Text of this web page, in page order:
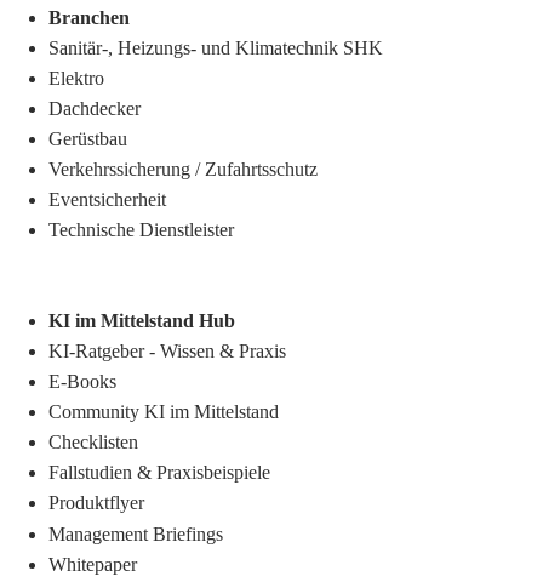
Branchen
Sanitär-, Heizungs- und Klimatechnik SHK
Elektro
Dachdecker
Gerüstbau
Verkehrssicherung / Zufahrtsschutz
Eventsicherheit
Technische Dienstleister
KI im Mittelstand Hub
KI-Ratgeber - Wissen & Praxis
E-Books
Community KI im Mittelstand
Checklisten
Fallstudien & Praxisbeispiele
Produktflyer
Management Briefings
Whitepaper